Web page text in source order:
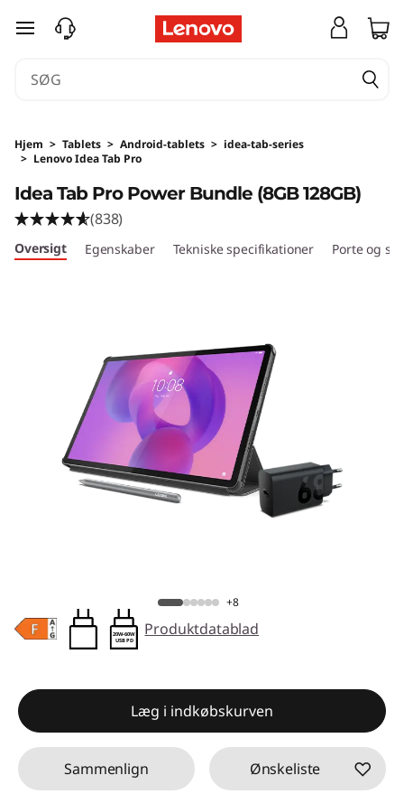
spring til hovedindhold
Hjem > Tablets > Android-tablets > idea-tab-series
> Lenovo Idea Tab Pro
Idea Tab Pro Power Bundle (8GB 128GB)
(838)
Oversigt Egenskaber Tekniske specifikationer Porte og
+8
20W-60W
USB PD
Produktdatablad
Læg i indkøbskurven
Sammenlign Ønskeliste